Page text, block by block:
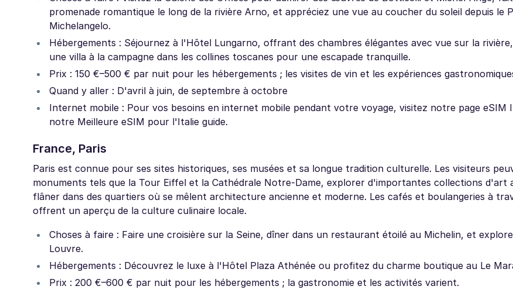
promenade romantique le long de la rivière Arno, et appréciez une vue au coucher du soleil depuis le
Michelangelo.
Hébergements : Séjournez à l'Hôtel Lungarno, offrant des chambres élégantes avec vue sur la
une villa à la campagne dans les collines toscanes pour une escapade tranquille.
Prix : 150 €–500 € par nuit pour les hébergements ; les visites de vin et les expériences
Quand y aller : D'avril à juin, de septembre à octobre
Internet mobile : Pour vos besoins en internet mobile pendant votre voyage, visitez notre page eSIM
notre Meilleure eSIM pour l'Italie guide.
France, Paris
Paris est connue pour ses sites historiques, ses musées et sa longue tradition culturelle. Les visiteurs
monuments tels que la Tour Eiffel et la Cathédrale Notre-Dame, explorer d'importantes collections d'art
flâner dans des quartiers où se mêlent architecture ancienne et moderne. Les cafés et boulangeries à
offrent un aperçu de la culture culinaire locale.
Choses à faire : Faire une croisière sur la Seine, dîner dans un restaurant étoilé au Michelin, et
Louvre.
Hébergements : Découvrez le luxe à l'Hôtel Plaza Athénée ou profitez du charme boutique au Le
Prix : 200 €–600 € par nuit pour les hébergements ; la gastronomie et les activités varient.